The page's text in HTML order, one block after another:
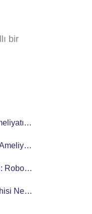
bir
Nedir, Nasıl
Nedir, Nasıl
Robotik Cerrahi ile Kalp
Nedir, Kimlere